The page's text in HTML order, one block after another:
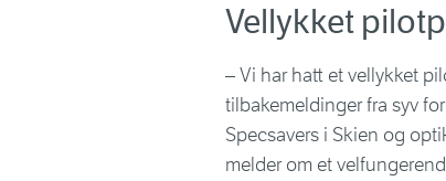
Vellykket
– Vi har hatt et vellykket
tilbakemeldinger fra syv
Specsavers i Skien og
melder om et